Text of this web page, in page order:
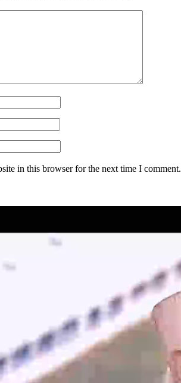
in this browser for the next time I comment.